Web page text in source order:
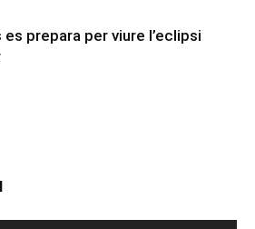
es prepara per viure l’eclipsi